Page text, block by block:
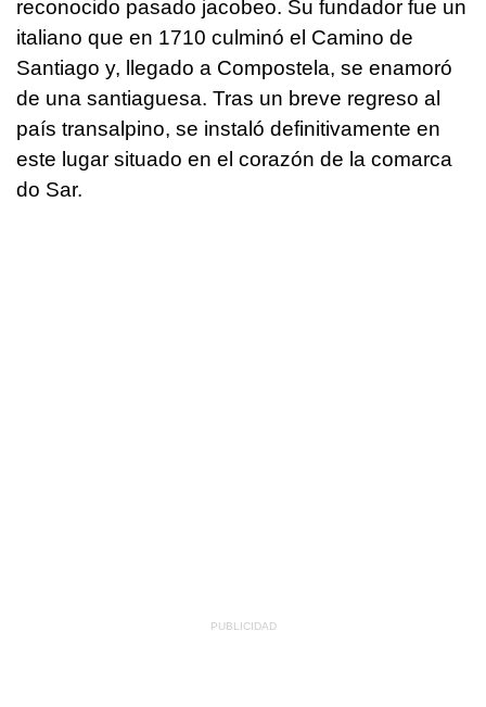
reconocido pasado jacobeo. Su fundador fue un
italiano que en 1710 culminó el Camino de
Santiago y, llegado a Compostela, se enamoró
de una santiaguesa. Tras un breve regreso al
país transalpino, se instaló definitivamente en
este lugar situado en el corazón de la comarca
do Sar.